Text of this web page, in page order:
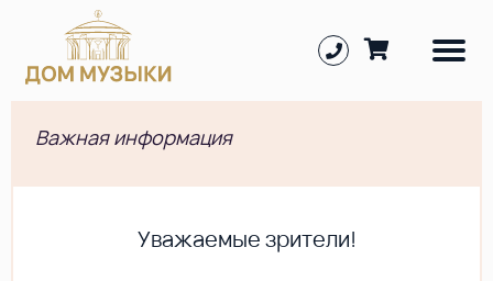
Важная информация
Уважаемые зрители!